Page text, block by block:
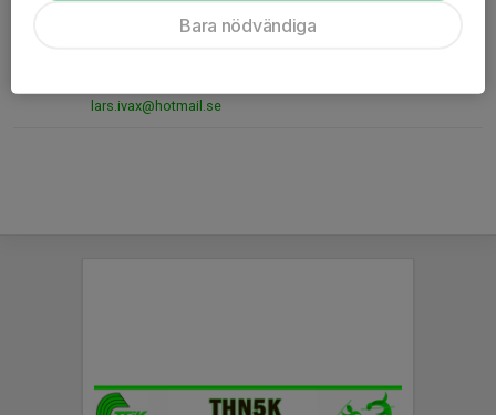
Lars Axelsson
lars.ivax@hotmail.se
Bara nödvändiga